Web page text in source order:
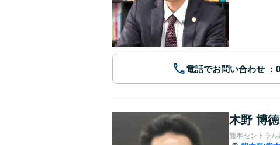
電話でお問い合わせ
木野 博徳
熊本セントラ